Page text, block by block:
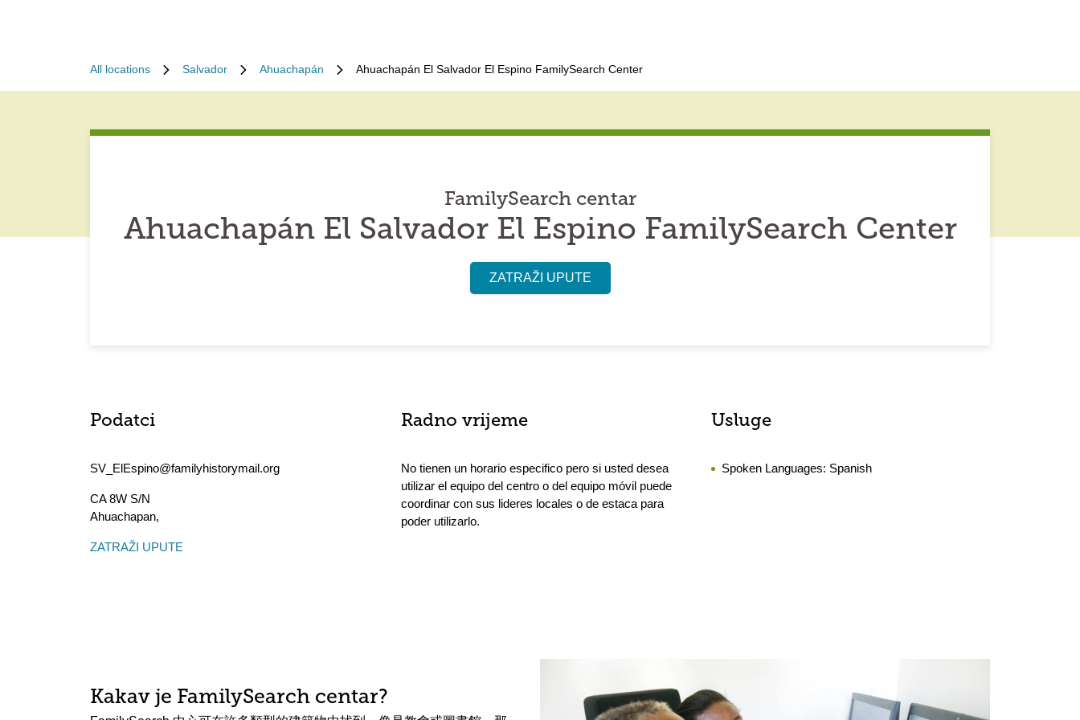
All locations Salvador Ahuachapán Ahuachapán El Salvador El Espino FamilySearch Center
FamilySearch centar
Ahuachapán El Salvador El Espino FamilySearch Center
ZATRAŽI UPUTE
Podatci
SV_ElEspino@familyhistorymail.org
CA 8W S/N
Ahuachapan,
ZATRAŽI UPUTE
Radno vrijeme
No tienen un horario especifico pero si usted desea
utilizar el equipo del centro o del equipo móvil puede
coordinar con sus lideres locales o de estaca para
poder utilizarlo.
Usluge
Spoken Languages: Spanish
Kakav je FamilySearch centar?